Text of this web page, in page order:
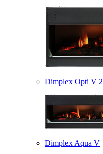
Dimplex Opti V 2
Dimplex Aqua V